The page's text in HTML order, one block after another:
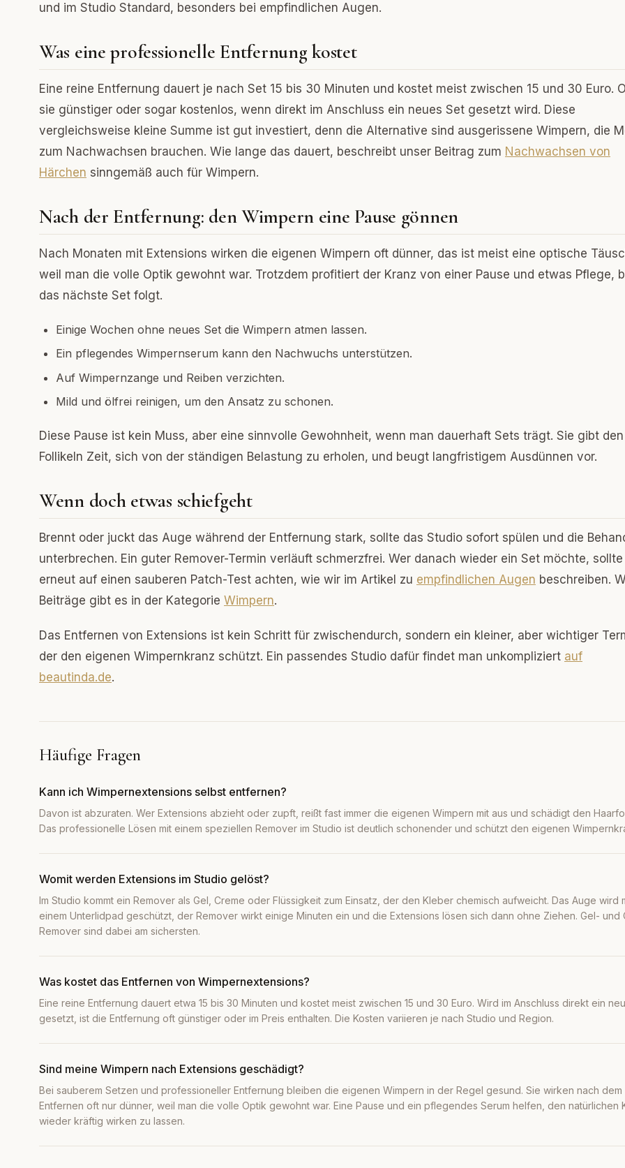
und im Studio Standard, besonders bei empfindlichen Augen.
Was eine professionelle Entfernung kostet
Eine reine Entfernung dauert je nach Set 15 bis 30 Minuten und kostet meist zwischen 15 und 30 Euro.
sie günstiger oder sogar kostenlos, wenn direkt im Anschluss ein neues Set gesetzt wird. Diese
vergleichsweise kleine Summe ist gut investiert, denn die Alternative sind ausgerissene Wimpern, die
zum Nachwachsen brauchen. Wie lange das dauert, beschreibt unser Beitrag zum Nachwachsen von
Härchen sinngemäß auch für Wimpern.
Nach der Entfernung: den Wimpern eine Pause gönnen
Nach Monaten mit Extensions wirken die eigenen Wimpern oft dünner, das ist meist eine optische
weil man die volle Optik gewohnt war. Trotzdem profitiert der Kranz von einer Pause und etwas Pflege,
das nächste Set folgt.
Einige Wochen ohne neues Set die Wimpern atmen lassen.
Ein pflegendes Wimpernserum kann den Nachwuchs unterstützen.
Auf Wimpernzange und Reiben verzichten.
Mild und ölfrei reinigen, um den Ansatz zu schonen.
Diese Pause ist kein Muss, aber eine sinnvolle Gewohnheit, wenn man dauerhaft Sets trägt. Sie gibt den
Follikeln Zeit, sich von der ständigen Belastung zu erholen, und beugt langfristigem Ausdünnen vor.
Wenn doch etwas schiefgeht
Brennt oder juckt das Auge während der Entfernung stark, sollte das Studio sofort spülen und die
unterbrechen. Ein guter Remover-Termin verläuft schmerzfrei. Wer danach wieder ein Set möchte, sollte
erneut auf einen sauberen Patch-Test achten, wie wir im Artikel zu empfindlichen Augen beschreiben.
Beiträge gibt es in der Kategorie Wimpern.
Das Entfernen von Extensions ist kein Schritt für zwischendurch, sondern ein kleiner, aber wichtiger
der den eigenen Wimpernkranz schützt. Ein passendes Studio dafür findet man unkompliziert auf
beautinda.de.
Häufige Fragen
Kann ich Wimpernextensions selbst entfernen?
Davon ist abzuraten. Wer Extensions abzieht oder zupft, reißt fast immer die eigenen Wimpern mit aus und schädigt den
Das professionelle Lösen mit einem speziellen Remover im Studio ist deutlich schonender und schützt den eigenen
Womit werden Extensions im Studio gelöst?
Im Studio kommt ein Remover als Gel, Creme oder Flüssigkeit zum Einsatz, der den Kleber chemisch aufweicht. Das Auge wird
einem Unterlidpad geschützt, der Remover wirkt einige Minuten ein und die Extensions lösen sich dann ohne Ziehen. Gel- und
Remover sind dabei am sichersten.
Was kostet das Entfernen von Wimpernextensions?
Eine reine Entfernung dauert etwa 15 bis 30 Minuten und kostet meist zwischen 15 und 30 Euro. Wird im Anschluss direkt ein
gesetzt, ist die Entfernung oft günstiger oder im Preis enthalten. Die Kosten variieren je nach Studio und Region.
Sind meine Wimpern nach Extensions geschädigt?
Bei sauberem Setzen und professioneller Entfernung bleiben die eigenen Wimpern in der Regel gesund. Sie wirken nach dem
Entfernen oft nur dünner, weil man die volle Optik gewohnt war. Eine Pause und ein pflegendes Serum helfen, den natürlichen
wieder kräftig wirken zu lassen.